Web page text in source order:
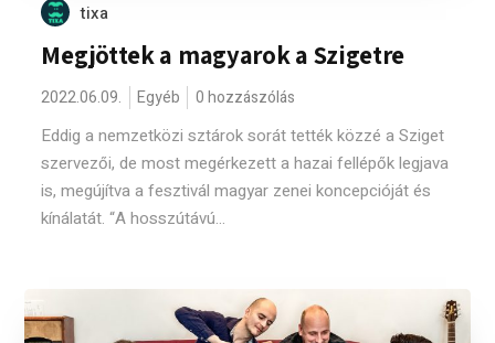
tixa
Megjöttek a magyarok a Szigetre
2022.06.09. Egyéb 0 hozzászólás
Eddig a nemzetközi sztárok sorát tették közzé a Sziget
szervezői, de most megérkezett a hazai fellépők legjava
is, megújítva a fesztivál magyar zenei koncepcióját és
kínálatát. “A hosszútávú...